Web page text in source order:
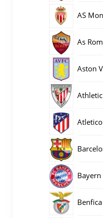
AS
As
Aston
Benfica